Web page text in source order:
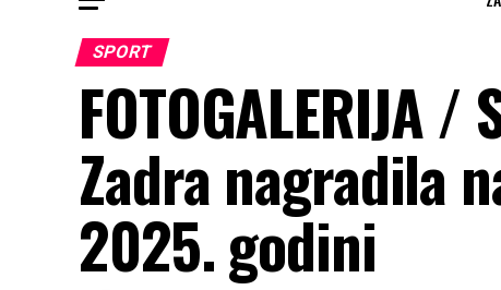
SPORT
FOTOGALERIJA
Zadra nagradila
2025. godini